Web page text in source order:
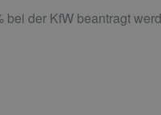
der KfW beantragt